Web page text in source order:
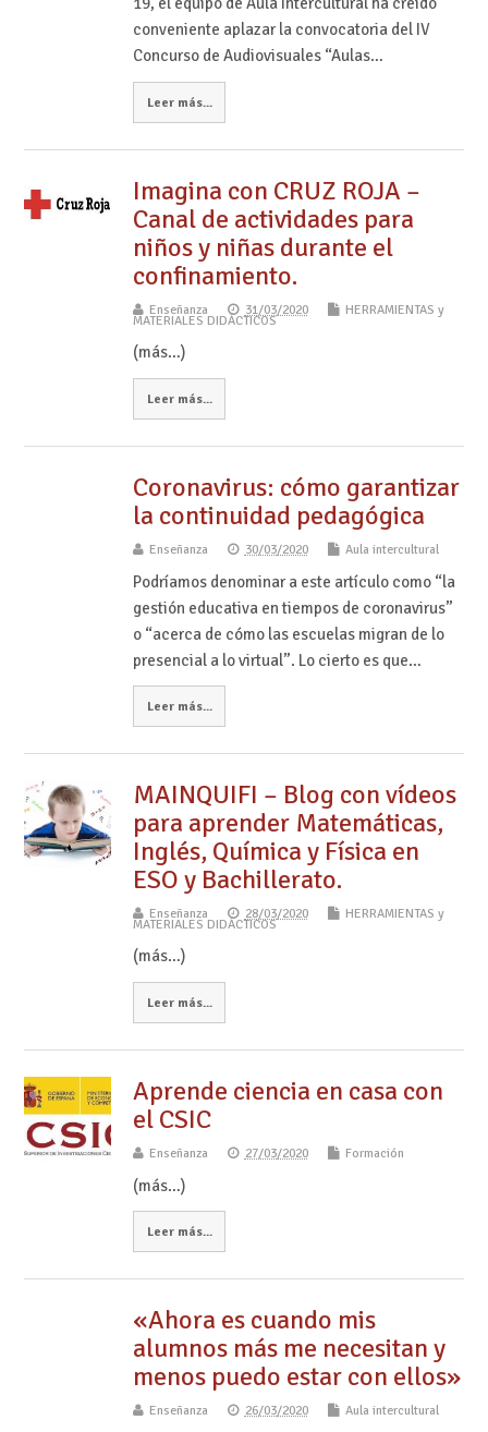
conveniente aplazar la convocatoria del IV
Concurso de Audiovisuales “Aulas…
Leer más...
Imagina con CRUZ ROJA –
Canal de actividades para
niños y niñas durante el
confinamiento.
Enseñanza 31/03/2020 HERRAMIENTAS y
MATERIALES DIDÁCTICOS
(más…)
Leer más...
Coronavirus: cómo garantizar
la continuidad pedagógica
Enseñanza 30/03/2020 Aula intercultural
Podríamos denominar a este artículo como “la
gestión educativa en tiempos de coronavirus”
o “acerca de cómo las escuelas migran de lo
presencial a lo virtual”. Lo cierto es que…
Leer más...
MAINQUIFI – Blog con vídeos
para aprender Matemáticas,
Inglés, Química y Física en
ESO y Bachillerato.
Enseñanza 28/03/2020 HERRAMIENTAS y
MATERIALES DIDÁCTICOS
(más…)
Leer más...
Aprende ciencia en casa con
el CSIC
Enseñanza 27/03/2020 Formación
(más…)
Leer más...
«Ahora es cuando mis
alumnos más me necesitan y
menos puedo estar con ellos»
Enseñanza 26/03/2020 Aula intercultural